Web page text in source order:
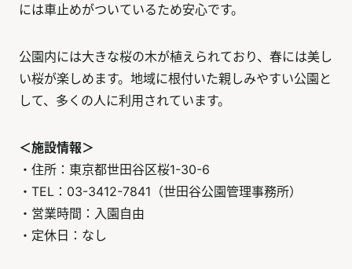
には車止めがついているため安心です。
公園内には大きな桜の木が植えられており、春には美し
い桜が楽しめます。地域に根付いた親しみやすい公園と
して、多くの人に利用されています。
＜施設情報＞
・住所：東京都世田谷区桜1-30-6
・TEL：03-3412-7841（世田谷公園管理事務所）
・営業時間：入園自由
・定休日：なし